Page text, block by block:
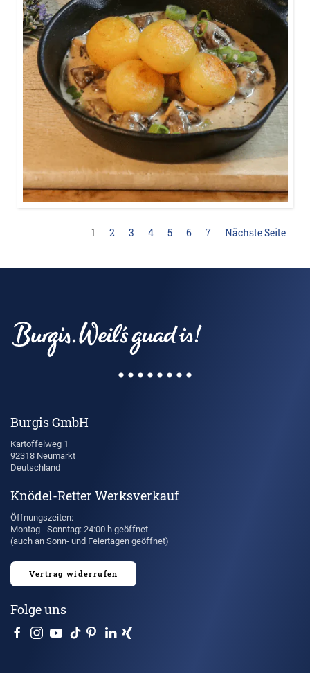
veganen Hauptspeise umgewandelt
1 2 3 4 5 6 7 Nächste Seite
Burgis GmbH
Kartoffelweg 1
92318 Neumarkt
Deutschland
Knödel-Retter Werksverkauf
Öffnungszeiten:
Montag - Sonntag: 24:00 h geöffnet
(auch an Sonn- und Feiertagen geöffnet)
Vertrag widerrufen
Folge uns